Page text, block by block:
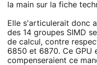
la main sur la fiche
Elle s'articulerait donc
des 14 groupes SIMD
de calcul, contre
6850 et 6870. Ce GPU
compenseraient ce